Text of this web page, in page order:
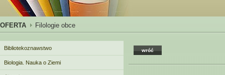
OFERTA Filologie obce
Bibliotekoznawstwo
Biologia. Nauka o Ziemi
wróć